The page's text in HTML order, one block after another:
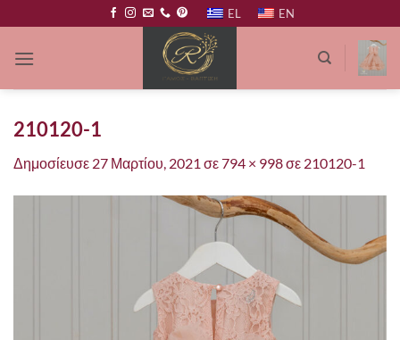
στο
περιεχόμενο
EL EN
210120-1
Δημοσίευσε 27 Μαρτίου, 2021 σε794 × 998σε 210120-1